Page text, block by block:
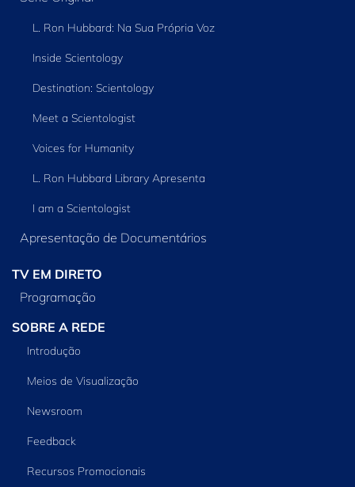
L. Ron Hubbard: Na Sua Própria Voz
Inside Scientology
Destination: Scientology
Meet a Scientologist
Voices for Humanity
L. Ron Hubbard Library Apresenta
I am a Scientologist
Apresentação de Documentários
TV EM DIRETO
Programação
SOBRE A REDE
Introdução
Meios de Visualização
Newsroom
Feedback
Recursos Promocionais